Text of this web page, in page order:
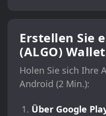
Erstellen Sie
(ALGO)
Holen Sie sich Ihre
Android (2 Min.):
Über Google